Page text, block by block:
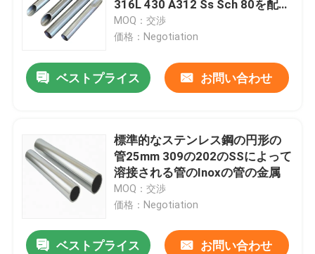
電流を通された鋼鉄管
PPGIの鋼鉄コイル
316L 430 A312 Ss Sch 80を配管
する
MOQ：交渉
価格：Negotiation
ベストプライス お問い合わせ
標準的なステンレス鋼の円形の
管25mm 309の202のSSによって
溶接される管のInoxの管の金属
MOQ：交渉
価格：Negotiation
ベストプライス お問い合わせ